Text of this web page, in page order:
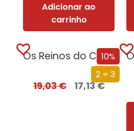
Adicionar ao
carrinho
10%
2 = 3
Os Reinos do Caos
19,03€ 17,13€